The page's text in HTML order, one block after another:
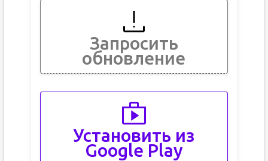
Запросить
обновление
Установить из
Google Play